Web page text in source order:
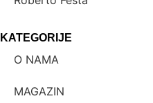
KATEGORIJE
O NAMA
MAGAZIN